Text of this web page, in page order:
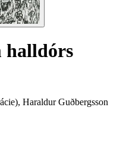
halldórs
), Haraldur Guðbergsson